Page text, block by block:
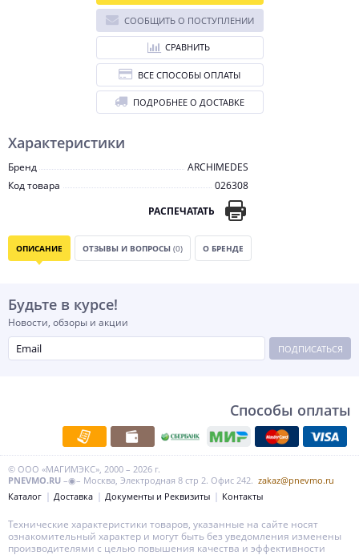
Характеристики
Бренд
ARCHIMEDES
Код товара
026308
РАСПЕЧАТАТЬ
СООБЩИТЬ О ПОСТУПЛЕНИИ
СРАВНИТЬ
ВСЕ СПОСОБЫ ОПЛАТЫ
ПОДРОБНЕЕ О ДОСТАВКЕ
ОПИСАНИЕ ОТЗЫВЫ И ВОПРОСЫ (0) О БРЕНДЕ
Будьте в курсе!
Новости, обзоры и акции
ПОДПИСАТЬСЯ
Способы оплаты
© ООО «МАГИМЭКС», 2000 – 2026 г.
PNEVMO.RU –◉– Москва, Электродная 8 стр 2. Офис 242. zakaz@pnevmo.ru
Каталог
Доставка Документы и Реквизиты Контакты
Технические характеристики товаров, указанные на сайте носят
ознакомительный характер и могут быть без уведомления изменены
производителями с целью повышения качества и эффективности